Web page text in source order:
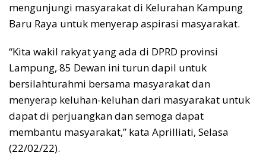
mengunjungi masyarakat di Kelurahan Kampung
Baru Raya untuk menyerap aspirasi masyarakat.
“Kita wakil rakyat yang ada di DPRD provinsi
Lampung, 85 Dewan ini turun dapil untuk
bersilahturahmi bersama masyarakat dan
menyerap keluhan-keluhan dari masyarakat untuk
dapat di perjuangkan dan semoga dapat
membantu masyarakat,” kata Aprilliati, Selasa
(22/02/22).